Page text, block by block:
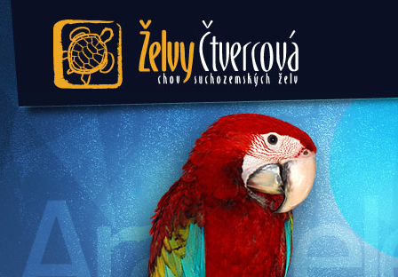
Želvy Čtvercová - chov
suchozemských želv